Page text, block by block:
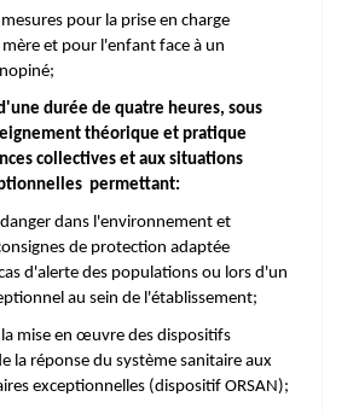
pour la prise en charge
et pour l'enfant face à un
durée de quatre heures, sous
théorique et pratique
collectives et aux situations
permettant:
dans l'environnement et
de protection adaptée
d'alerte des populations ou lors d'un
au sein de l'établissement;
mise en œuvre des dispositifs
la réponse du système sanitaire aux
exceptionnelles (dispositif ORSAN);